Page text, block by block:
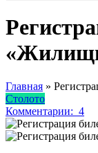
Главная »
Столото
Комментарии: 4